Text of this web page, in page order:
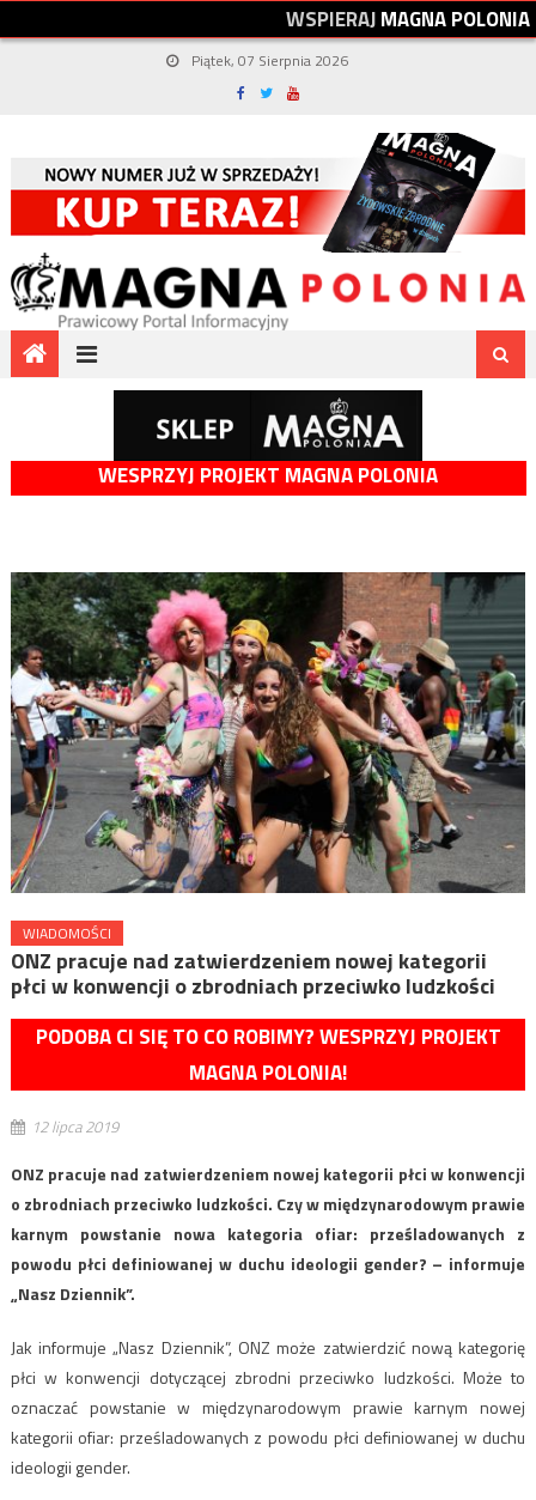
WSPIERAJMAGNAPOLONIA
Piątek, 07 Sierpnia 2026
WESPRZYJ PROJEKT MAGNA POLONIA
WIADOMOŚCI
ONZ pracuje nad zatwierdzeniem nowej kategorii
płci w konwencji o zbrodniach przeciwko ludzkości
PODOBA CI SIĘ TO CO ROBIMY? WESPRZYJ PROJEKT
MAGNA POLONIA!
12 lipca 2019
ONZ pracuje nad zatwierdzeniem nowej kategorii płci w konwencji
o zbrodniach przeciwko ludzkości. Czy w międzynarodowym prawie
karnym powstanie nowa kategoria ofiar: prześladowanych z
powodu płci definiowanej w duchu ideologii gender? – informuje
„Nasz Dziennik”.
Jak informuje „Nasz Dziennik”, ONZ może zatwierdzić nową kategorię
płci w konwencji dotyczącej zbrodni przeciwko ludzkości. Może to
oznaczać powstanie w międzynarodowym prawie karnym nowej
kategorii ofiar: prześladowanych z powodu płci definiowanej w duchu
ideologii gender.